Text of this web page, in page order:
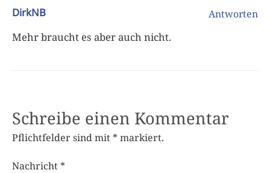
DirkNB Antworten
Mehr braucht es aber auch nicht.
Schreibe einen Kommentar
Pflichtfelder sind mit * markiert.
Nachricht *